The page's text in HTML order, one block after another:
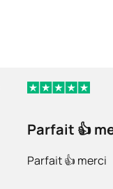
Parfait 👍
Parfait 👍 merci